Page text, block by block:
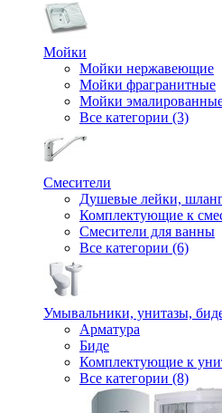
Мойки
Мойки нержавеющие
Мойки фрагранитные
Мойки
Все категории (3)
Смесители
Душевые лейки,
Комплектующие к
Смесители для ванны
Все категории (6)
Умывальники, унитазы,
Арматура
Биде
Комплектующие к
Все категории (8)